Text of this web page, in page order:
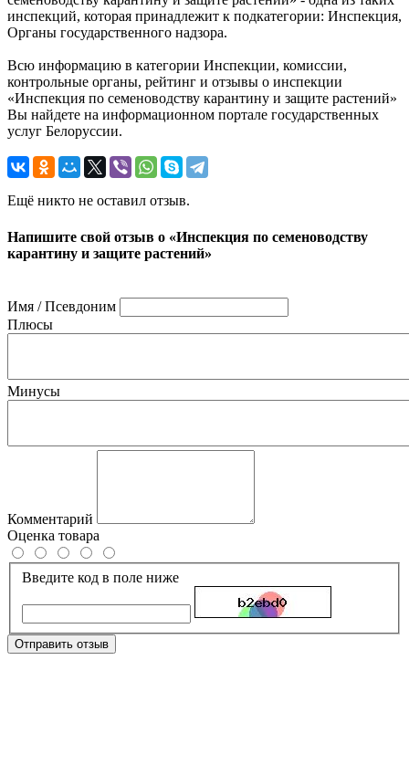
инспекций, которая принадлежит к подкатегории: Инспекция,
Органы государственного надзора.
Всю информацию в категории Инспекции, комиссии,
контрольные органы, рейтинг и отзывы о инспекции
«Инспекция по семеноводству карантину и защите растений»
Вы найдете на информационном портале государственных
услуг Белоруссии.
Ещё никто не оставил отзыв.
Напишите свой отзыв о «Инспекция по семеноводству
карантину и защите растений»
Имя / Псевдоним
Плюсы
Минусы
Комментарий
Оценка товара
Введите код в поле ниже
Отправить отзыв